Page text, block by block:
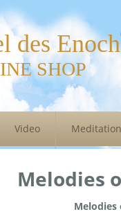
des Enoch
SHOP
Video Meditation
Melodies
Melodies